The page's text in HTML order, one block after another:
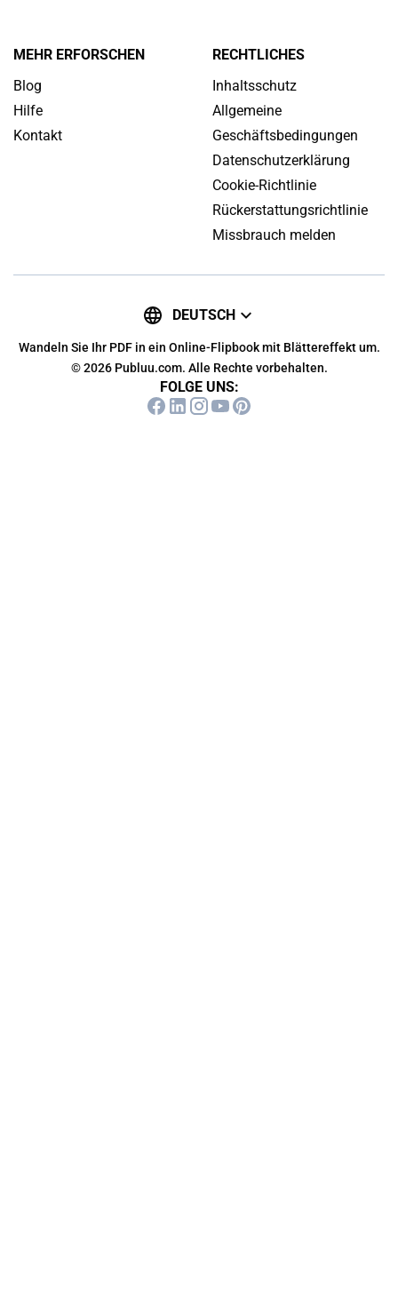
MEHR ERFORSCHEN
Blog
Hilfe
Kontakt
RECHTLICHES
Inhaltsschutz
Allgemeine
Geschäftsbedingungen
Datenschutzerklärung
Cookie-Richtlinie
Rückerstattungsrichtlinie
Missbrauch melden
DEUTSCH
Wandeln Sie Ihr PDF in ein Online-Flipbook mit Blättereffekt um.
© 2026 Publuu.com. Alle Rechte vorbehalten.
FOLGE UNS: